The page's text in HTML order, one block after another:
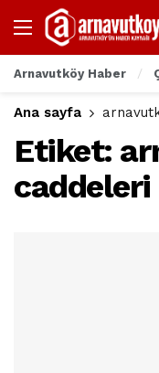
Arnavutköy Haber
Ana sayfa
Etiket:
caddeleri